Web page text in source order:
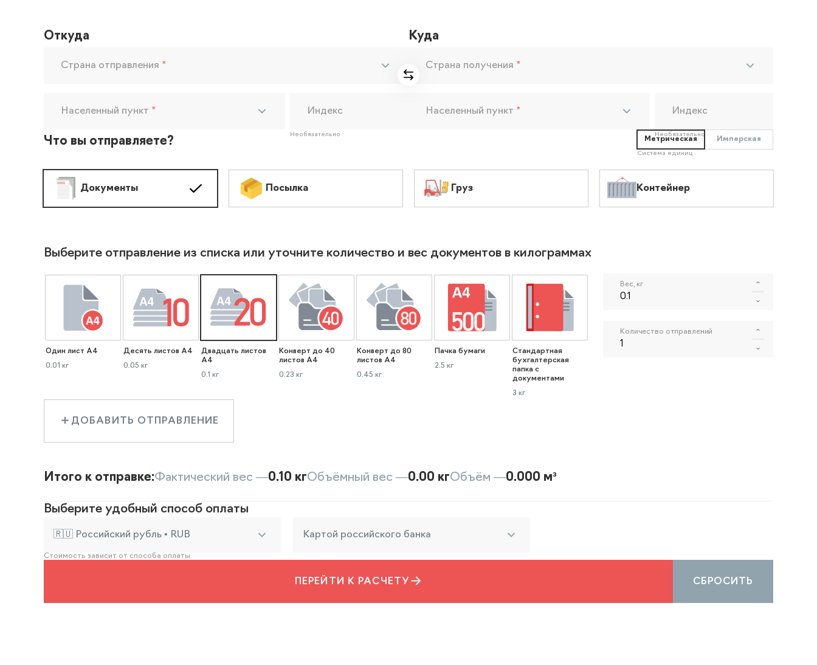
Откуда
Страна отправления *
Населенный пункт * Индекс
Необязательно
Куда
Страна получения *
Населенный пункт * Индекс
Необязательно
Что вы отправляете? Метрическая Имперская
Система единиц
Документы Посылка Груз Контейнер
Выберите отправление из списка или уточните количество и вес документов в килограммах
Один лист А4
0.01 кг
Десять листов А4
0.05 кг
Двадцать листов
А4
0.1 кг
Конверт до 40
листов А4
0.23 кг
Конверт до 80
листов А4
0.45 кг
Пачка бумаги
2.5 кг
Стандартная
бухгалтерская
папка с
документами
3 кг
Вес, кг
Количество отправлений
ДОБАВИТЬ ОТПРАВЛЕНИЕ
Итого к отправке:Фактический вес —0.10 кгОбъёмный вес —0.00 кгОбъём —0.000 м³
Выберите удобный способ оплаты
🇷🇺 Российский рубль • RUB Картой российского банка
Стоимость зависит от способа оплаты
ПЕРЕЙТИ К РАСЧЕТУ СБРОСИТЬ